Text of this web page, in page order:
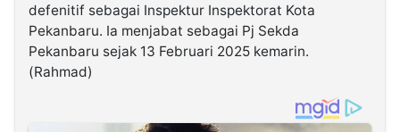
defenitif sebagai Inspektur Inspektorat Kota
Pekanbaru. Ia menjabat sebagai Pj Sekda
Pekanbaru sejak 13 Februari 2025 kemarin.
(Rahmad)